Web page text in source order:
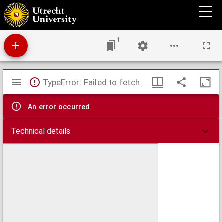
Particular-Beschreybung, der Ordnung und Herrlichkeyt, so in dem Fest der
Beschneydung des Sultan Machmet, yetzigen Türckischen Kaysers Sultan Amuraths
Son, zu Constantinopel im 1582. Jar ist gehalten, den andern Junij angefangen, und den
26. Julij vollendt worden.
1
Mirador
viewer
TypeError: Failed to fetch
An error occurred
Technical details